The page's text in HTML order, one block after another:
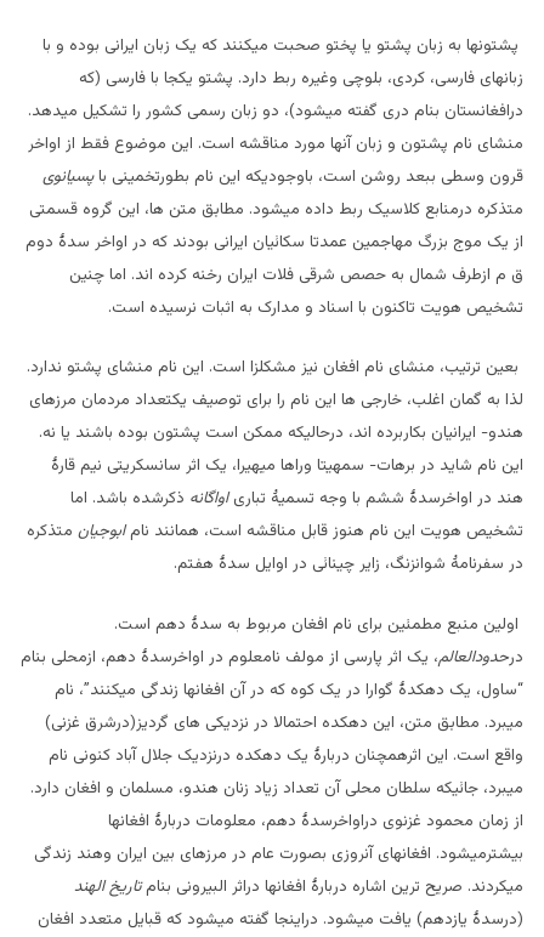
پشتونها به زبان پشتو یا پختو صحبت میکنند که یک زبان ایرانی بوده و با
زبانهای فارسی، کردی، بلوچی وغیره ربط دارد. پشتو یکجا با فارسی (که
درافغانستان بنام دری گفته میشود)، دو زبان رسمی کشور را تشکیل میدهد.
منشای نام پشتون و زبان آنها مورد مناقشه است. این موضوع فقط از اواخر
قرون وسطی ببعد روشن است، باوجودیکه این نام بطورتخمینی باپسیانوی
متذکره درمنابع کلاسیک ربط داده میشود. مطابق متن ها، این گروه قسمتی
از یک موج بزرگ مهاجمین عمدتا سکائیان ایرانی بودند که در اواخر سدۀ دوم
ق م ازطرف شمال به حصص شرقی فلات ایران رخنه کرده اند. اما چنین
تشخیص هویت تاکنون با اسناد و مدارک به اثبات نرسیده است.
بعین ترتیب، منشای نام افغان نیز مشکلزا است. این نام منشای پشتو ندارد.
لذا به گمان اغلب، خارجی ها این نام را برای توصیف یکتعداد مردمان مرزهای
هندو- ایرانیان بکاربرده اند، درحالیکه ممکن است پشتون بوده باشند یا نه.
این نام شاید در برهات- سمهیتا وراها میهیرا، یک اثر سانسکریتی نیم قارۀ
هند در اواخرسدۀ ششم با وجه تسمیۀ تباریاواگانه ذکرشده باشد. اما
تشخیص هویت این نام هنوز قابل مناقشه است، همانند نامابوجیان متذکره
در سفرنامۀ شوانزنگ، زایر چینائی در اوایل سدۀ هفتم.
اولین منبع مطمئین برای نام افغان مربوط به سدۀ دهم است.
درحدودالعالم، یک اثر پارسی از مولف نامعلوم در اواخرسدۀ دهم، ازمحلی بنام
“ساول، یک دهکدۀ گوارا در یک کوه که در آن افغانها زندگی میکنند”، نام
میبرد. مطابق متن، این دهکده احتمالا در نزدیکی های گردیز(درشرق غزنی)
واقع است. این اثرهمچنان دربارۀ یک دهکده درنزدیک جلال آباد کنونی نام
میبرد، جائیکه سلطان محلی آن تعداد زیاد زنان هندو، مسلمان و افغان دارد.
از زمان محمود غزنوی دراواخرسدۀ دهم، معلومات دربارۀ افغانها
بیشترمیشود. افغانهای آنروزی بصورت عام در مرزهای بین ایران وهند زندگی
میکردند. صریح ترین اشاره دربارۀ افغانها دراثر البیرونی بنامتاریخ الهند
(درسدۀ یازدهم) یافت میشود. دراینجا گفته میشود که قبایل متعدد افغان